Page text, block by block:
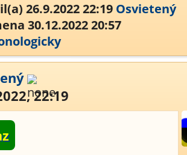
26.9.2022 22:19 Osvietený
30.12.2022 20:57
22:19